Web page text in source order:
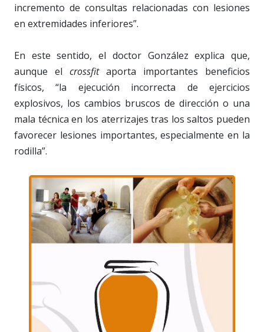
incremento de consultas relacionadas con lesiones
en extremidades inferiores”.
En este sentido, el doctor González explica que,
aunque el crossfitaporta importantes beneficios
físicos, “la ejecución incorrecta de ejercicios
explosivos, los cambios bruscos de dirección o una
mala técnica en los aterrizajes tras los saltos pueden
favorecer lesiones importantes, especialmente en la
rodilla”.